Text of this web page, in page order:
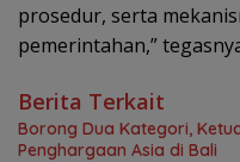
prosedur, serta
pemerintahan,”
Berita Terkait
Borong Dua Kategori,
Penghargaan Asia di Bali